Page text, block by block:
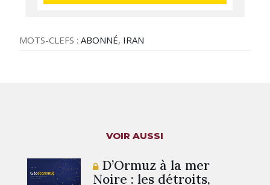
MOTS-CLEFS :ABONNÉ, IRAN
VOIR AUSSI
D’Ormuz à la mer
Noire : les détroits,